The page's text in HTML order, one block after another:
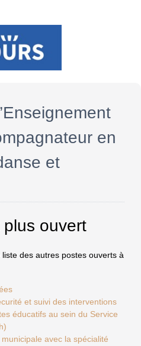
en
et
ouvert
des autres postes ouverts à
et suivi des interventions
éducatifs au sein du Service
avec la spécialité